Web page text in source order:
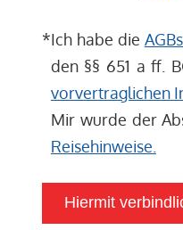
*Ich habe die
den §§ 651 a ff.
vorvertraglichen
Mir wurde der
Reisehinweise.
Hiermit